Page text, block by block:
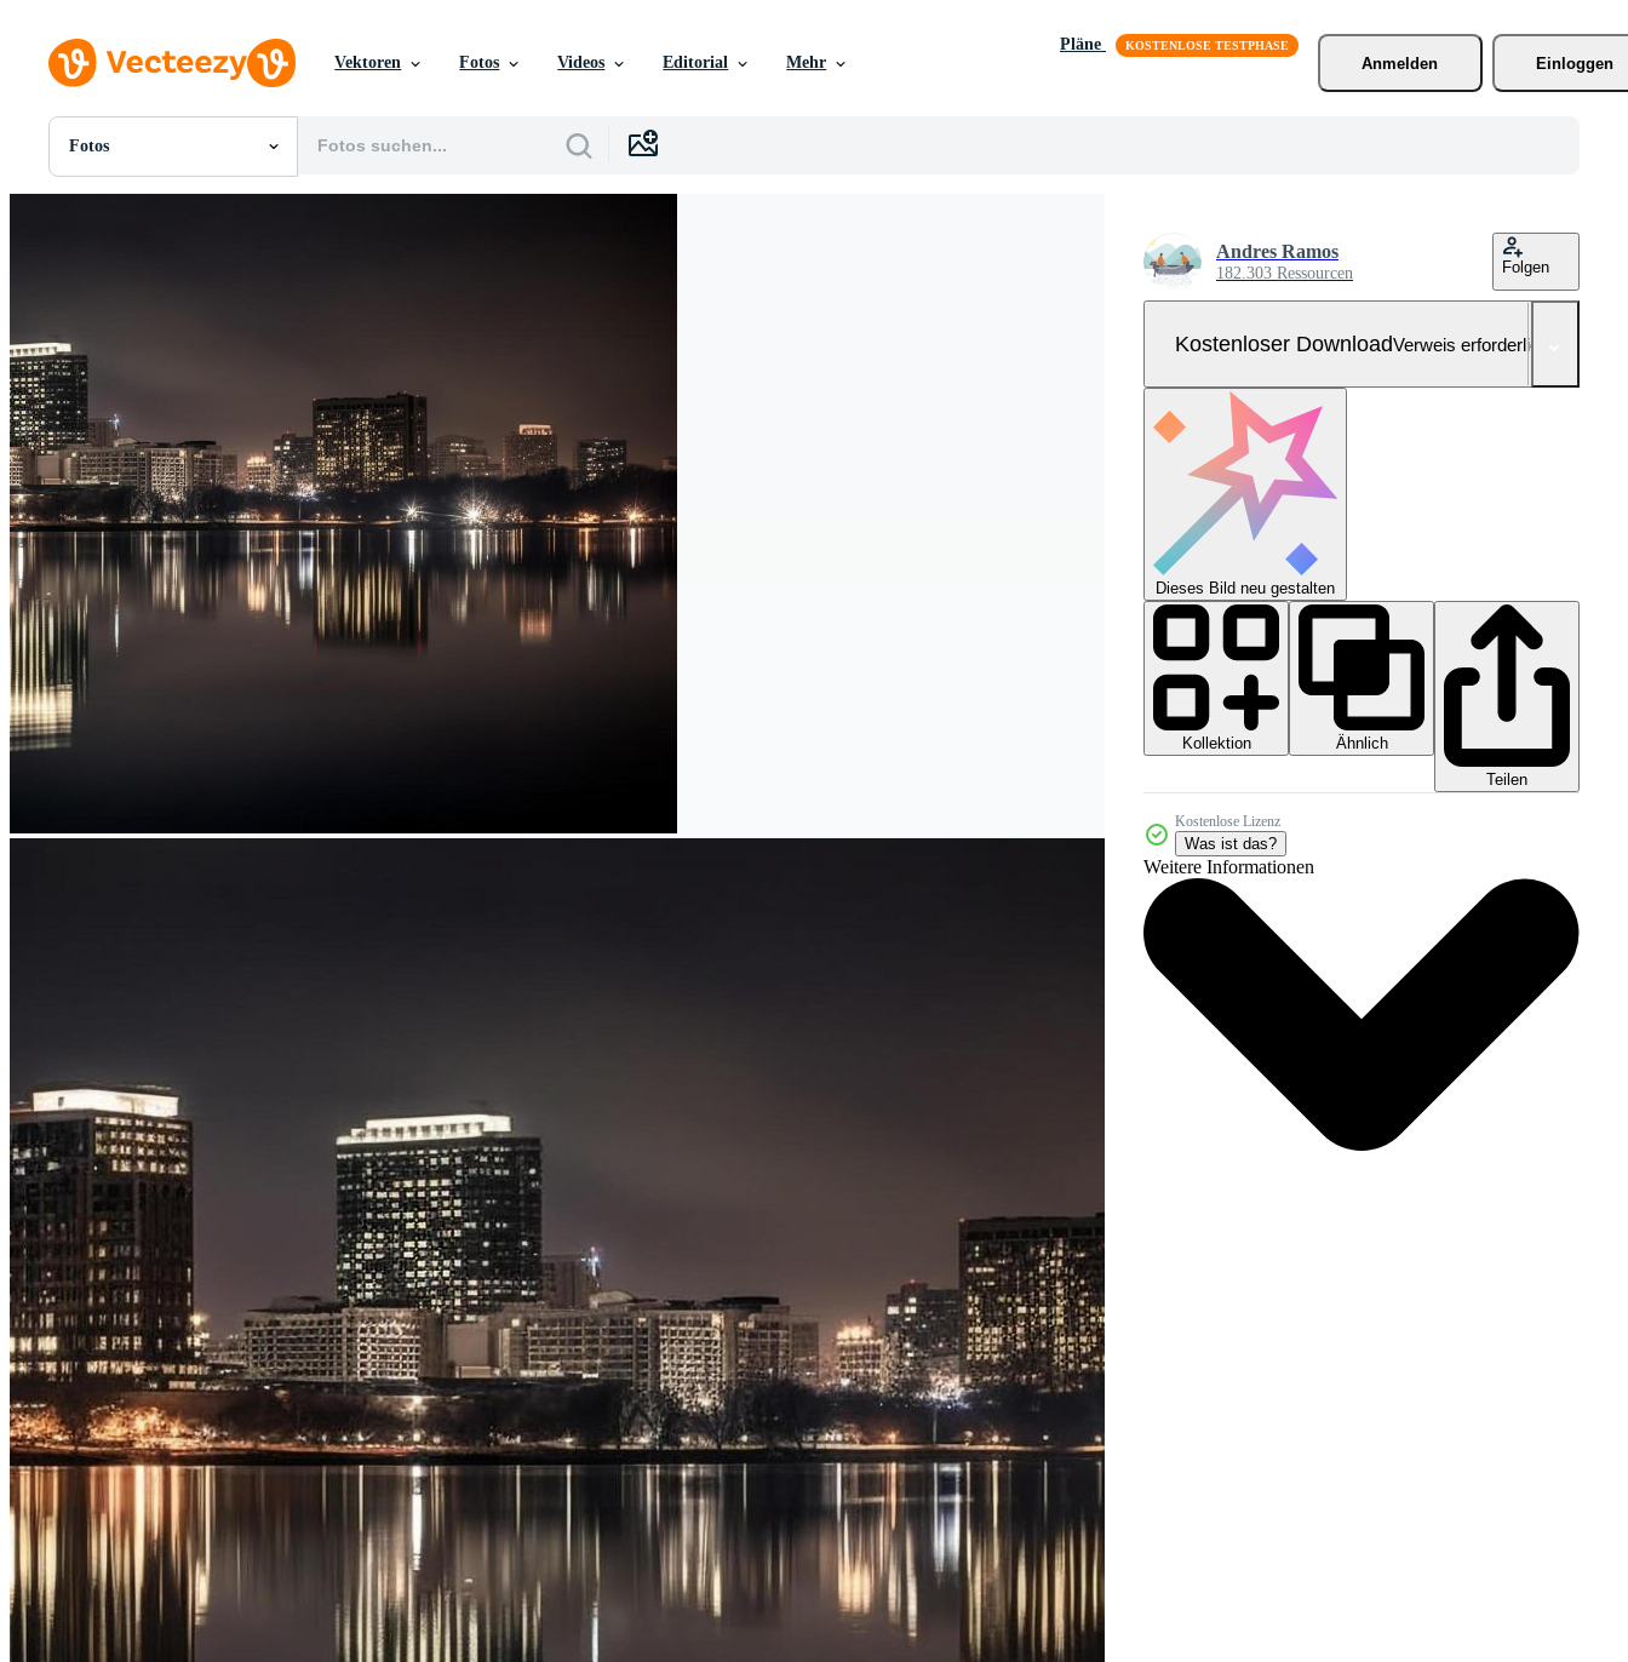
Vektoren Fotos Videos Editorial Mehr
Pläne
Anmelden
Einloggen
Fotos
Alle Bilder
Redaktionelle Ereignisse
Andres Ramos
182.303 Ressourcen Folgen
Kostenloser DownloadVerweis erforderlich
Dieses Bild neu gestalten
Kollektion
Ähnlich
Teilen
Kostenlose Lizenz
Was ist das?
Weitere Informationen